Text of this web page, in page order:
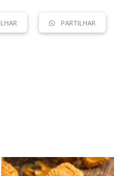
PARTILHAR